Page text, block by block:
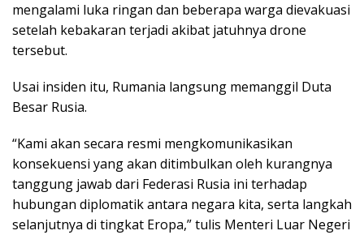
mengalami luka ringan dan beberapa warga dievakuasi
setelah kebakaran terjadi akibat jatuhnya drone
tersebut.
Usai insiden itu, Rumania langsung memanggil Duta
Besar Rusia.
“Kami akan secara resmi mengkomunikasikan
konsekuensi yang akan ditimbulkan oleh kurangnya
tanggung jawab dari Federasi Rusia ini terhadap
hubungan diplomatik antara negara kita, serta langkah
selanjutnya di tingkat Eropa,” tulis Menteri Luar Negeri